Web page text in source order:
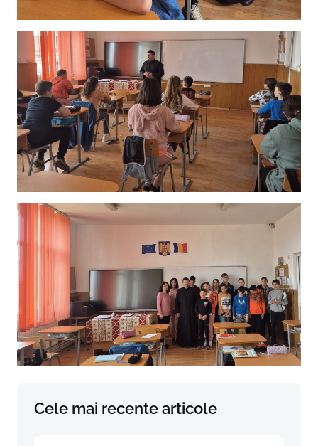
Cele mai recente articole